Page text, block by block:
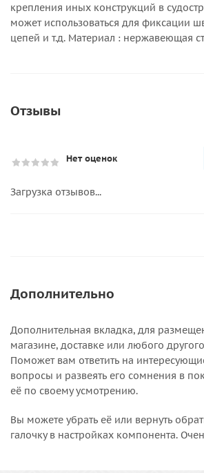
крепления иных конструкций в
может использоваться для фиксации
цепей и т.д. Материал : нержавеющая
Отзывы
Нет оценок
Загрузка отзывов...
Дополнительно
Дополнительная вкладка, для
магазине, доставке или любого
Поможет вам ответить на
вопросы и развеять его сомнения в
её по своему усмотрению.
Вы можете убрать её или вернуть
галочку в настройках компонента.